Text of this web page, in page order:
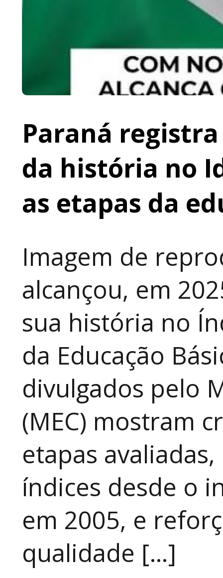
Paraná
da história no
as etapas da
Imagem de
alcançou, em
sua história no
da Educação
divulgados pelo
(MEC) mostram
etapas
índices desde o
em 2005, e
qualidade […]